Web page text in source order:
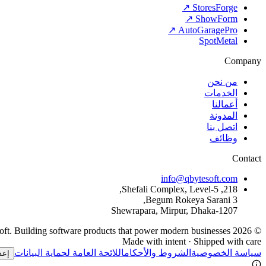
StoresForge ↗
ShowForm ↗
AutoGaragePro ↗
SpotMetal
Company
من نحن
الخدمات
أعمالنا
المدونة
اتصل بنا
وظائف
Contact
info@qbytesoft.com
218, Shefali Complex, Level-5,
3 Begum Rokeya Sarani,
Shewrapara, Mirpur, Dhaka-1207
©
2026
Made with intent · Shipped with care
سياسة الخصوصية الشروط والأحكاماللائحة العامة لحماية البيانات